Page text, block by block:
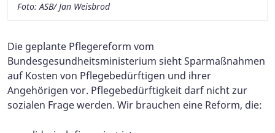
Foto: ASB/ Jan Weisbrod
Die geplante Pflegereform vom
Bundesgesundheitsministerium sieht Sparmaßnahmen
auf Kosten von Pflegebedürftigen und ihrer
Angehörigen vor. Pflegebedürftigkeit darf nicht zur
sozialen Frage werden. Wir brauchen eine Reform, die: